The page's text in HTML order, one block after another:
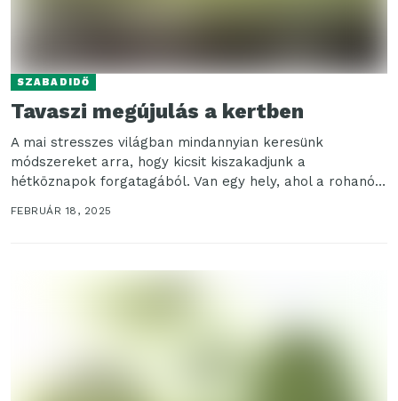
SZABADIDŐ
Tavaszi megújulás a kertben
A mai stresszes világban mindannyian keresünk
módszereket arra, hogy kicsit kiszakadjunk a
hétköznapok forgatagából. Van egy hely, ahol a rohanó
idő megállni látszik,...
FEBRUÁR 18, 2025